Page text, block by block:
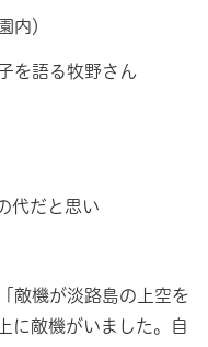
内）
を語る牧野さん
代だと思い
敵機が淡路島の上空を
に敵機がいました。自